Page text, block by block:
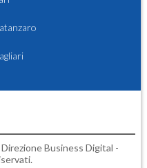
Business Digital -